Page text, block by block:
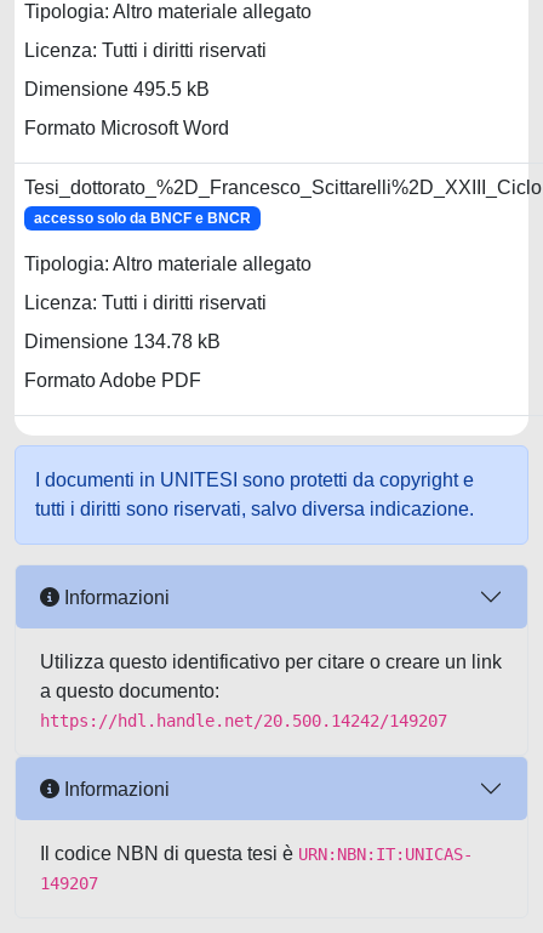
Tipologia: Altro materiale allegato
Licenza: Tutti i diritti riservati
Dimensione 495.5 kB
Formato Microsoft Word
accesso solo da BNCF e BNCR
Tipologia: Altro materiale allegato
Licenza: Tutti i diritti riservati
Dimensione 134.78 kB
Formato Adobe PDF
I documenti in UNITESI sono protetti da copyright e
tutti i diritti sono riservati, salvo diversa indicazione.
Informazioni
Utilizza questo identificativo per citare o creare un link
a questo documento:
https://hdl.handle.net/20.500.14242/149207
Informazioni
Il codice NBN di questa tesi è URN:NBN:IT:UNICAS-
149207